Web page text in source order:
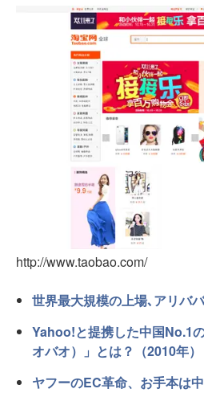
http://www.taobao.com/
世界最大規模の上場､アリバ
Yahoo!と提携した中国No.1
オバオ）」とは？（2010年）
ヤフーのEC革命、お手本は